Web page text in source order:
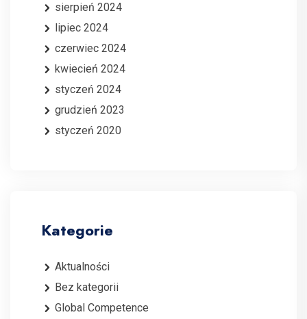
sierpień 2024
lipiec 2024
czerwiec 2024
kwiecień 2024
styczeń 2024
grudzień 2023
styczeń 2020
Kategorie
Aktualności
Bez kategorii
Global Competence